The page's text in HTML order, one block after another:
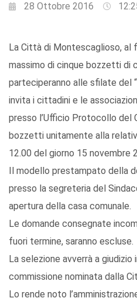
28 Ottobre 2016
La Città di Montescaglioso, al
massimo di cinque bozzetti di
parteciperanno alle sfilate del
invita i cittadini e le
presso l’Ufficio Protocollo del
bozzetti unitamente alla
12.00 del giorno 15 novembre
Il modello prestampato della
presso la segreteria del
apertura della casa comunale.
Le domande consegnate
fuori termine, saranno escluse.
La selezione avverrà a giudizio
commissione nominata dalla
Lo rende noto